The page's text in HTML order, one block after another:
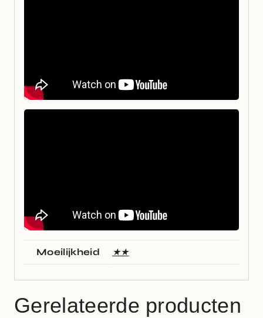
Moeilijkheid ★★
Gerelateerde producten